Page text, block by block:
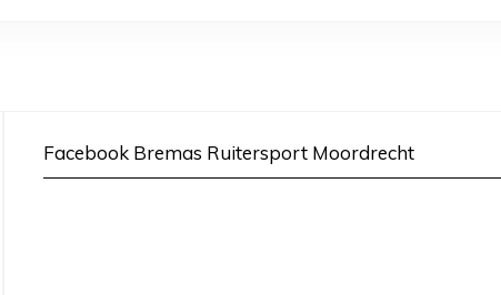
Facebook Bremas Ruitersport Moordrecht